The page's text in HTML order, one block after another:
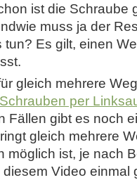
ist die Schraube
muss ja der
Es gilt, einen
gleich mehrere
Schrauben per
Fällen gibt es noch
gleich mehrere
möglich ist, je nach
Video einmal